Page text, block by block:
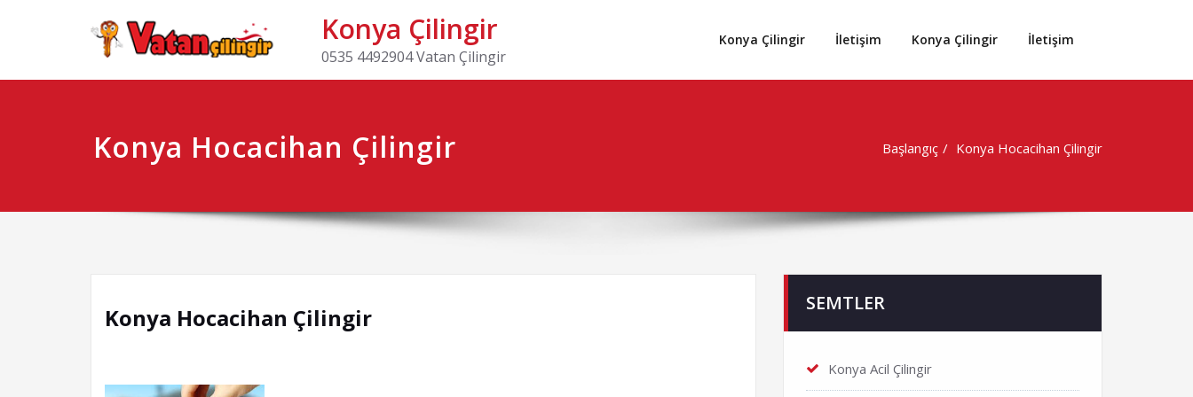
Konya Çilingir
0535 4492904 Vatan Çilingir
Konya Çilingir İletişim Konya Çilingir İletişim
Konya Hocacihan Çilingir Başlangıç Konya Hocacihan Çilingir
Konya Hocacihan Çilingir
SEMTLER
Konya Acil Çilingir